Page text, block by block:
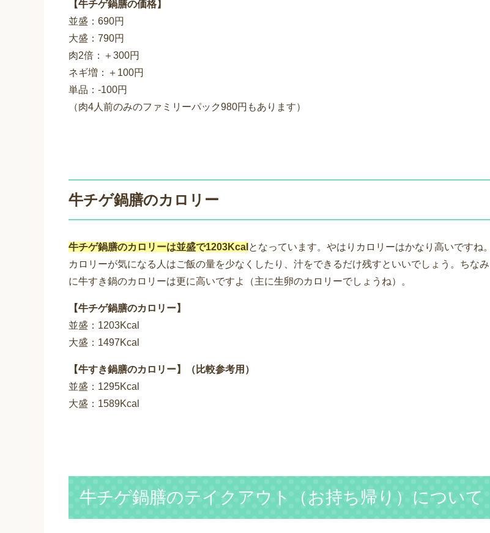
【牛チゲ鍋膳の価格】
並盛：690円
大盛：790円
肉2倍：＋300円
ネギ増：＋100円
単品：-100円
（肉4人前のみのファミリーパック980円もあります）
牛チゲ鍋膳のカロリー
牛チゲ鍋膳のカロリーは並盛で1203Kcal となっています。やはりカロリーはかなり高いですね。
カロリーが気になる人はご飯の量を少なくしたり、汁をできるだけ残すといいでしょう。ちなみ
に牛すき鍋のカロリーは更に高いですよ（主に生卵のカロリーでしょうね）。
【牛チゲ鍋膳のカロリー】
並盛：1203Kcal
大盛：1497Kcal
【牛すき鍋膳のカロリー】（比較参考用）
並盛：1295Kcal
大盛：1589Kcal
牛チゲ鍋膳のテイクアウト（お持ち帰り）について